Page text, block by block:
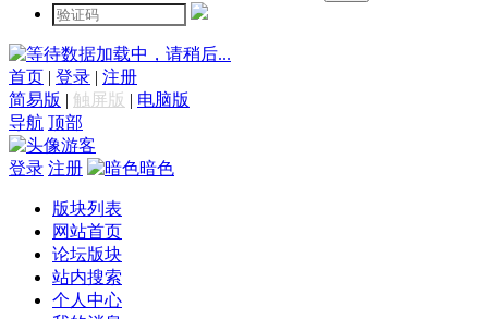
数据加载中，请稍后...
首页 | 登录 | 注册
简易版 | 触屏版 | 电脑版
导航 顶部
游客
登录 注册 暗色
版块列表
网站首页
论坛版块
站内搜索
个人中心